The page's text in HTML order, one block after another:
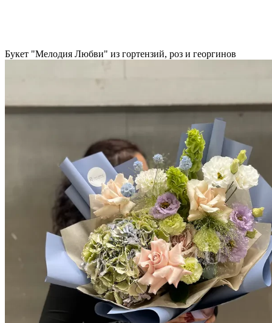
Букет "Мелодия Любви" из гортензий, роз и георгинов